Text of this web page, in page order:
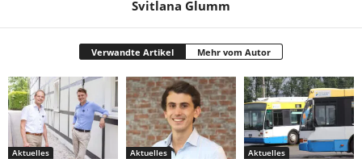
Svitlana Glumm
Verwandte Artikel Mehr vom Autor
Aktuelles Aktuelles Aktuelles